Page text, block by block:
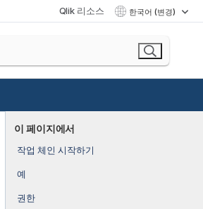
Qlik 리소스 한국어 (변경)
이 페이지에서
작업 체인 시작하기
예
권한